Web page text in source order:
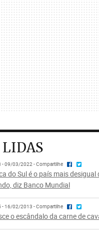
- 09/03/2022 - Compartilhe
do Sul é o país mais desigual
diz Banco Mundial
- 16/02/2013 - Compartilhe
o escândalo da carne de